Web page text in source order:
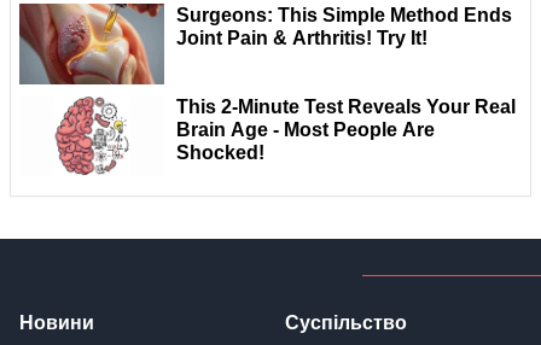
Новини Суспільство